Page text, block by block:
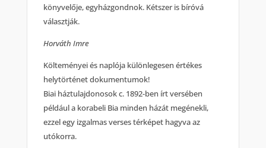
könyvelője, egyházgondnok. Kétszer is bíróvá
választják.
Horváth Imre
Költeményei és naplója különlegesen értékes
helytörténet dokumentumok!
Biai háztulajdonosok c. 1892-ben írt versében
például a korabeli Bia minden házát megénekli,
ezzel egy izgalmas verses térképet hagyva az
utókorra.